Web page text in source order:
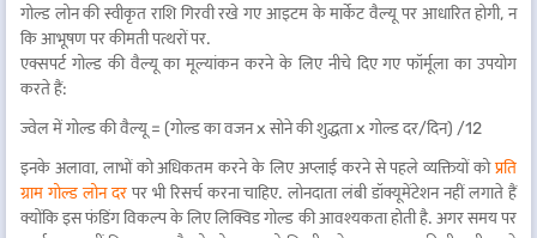
गोल्ड लोन की स्वीकृत राशि गिरवी रखे गए आइटम के मार्केट वैल्यू पर आधारित होगी, न
कि आभूषण पर कीमती पत्थरों पर.
एक्सपर्ट गोल्ड की वैल्यू का मूल्यांकन करने के लिए नीचे दिए गए फॉर्मूला का उपयोग
करते हैं:
ज्वेल में गोल्ड की वैल्यू = (गोल्ड का वजन x सोने की शुद्धता x गोल्ड दर/दिन) /12
इनके अलावा, लाभों को अधिकतम करने के लिए अप्लाई करने से पहले व्यक्तियों कोप्रति
ग्राम गोल्ड लोन दरपर भी रिसर्च करना चाहिए. लोनदाता लंबी डॉक्यूमेंटेशन नहीं लगाते हैं
क्योंकि इस फंडिंग विकल्प के लिए लिक्विड गोल्ड की आवश्यकता होती है. अगर समय पर